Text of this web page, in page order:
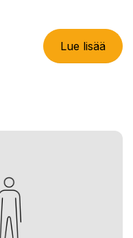
Lue lisää